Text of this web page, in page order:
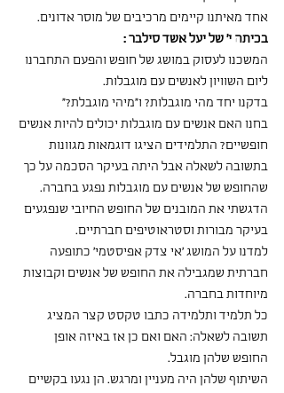
אחד מאיתנו קיימים מרכיבים של מוסר אדונים.
בכיתה י' של יעל אשד סילבר :
המשכנו לעסוק במושג של חופש והפעם התחברנו
ליום השוויון לאנשים עם מוגבלות.
בדקנו יחד מהי מוגבלות? ו"מיהי מוגבלת?"
בחנו האם אנשים עם מוגבלות יכולים להיות אנשים
חופשיים? התלמידים הציגו דוגמאות מגוונות
בתשובה לשאלה אבל היתה בעיקר הסכמה על כך
שהחופש של אנשים עם מוגבלות נפגע בחברה.
הדגשתי את המובנים של החופש החיובי שנפגעים
בעיקר מבורות וסטראוטיפים חברתיים.
למדנו על המושג 'אי צדק אפיסטמי' כתופעה
חברתית שמגבילה את החופש של אנשים וקבוצות
מיוחדות בחברה.
כל תלמיד ותלמידה כתבו טקסט קצר המציג
תשובה לשאלה: האם ואם כן אז באיזה אופן
החופש שלהן מוגבל.
השיתוף שלהן היה מעניין ומרגש. הן נגעו בקשיים